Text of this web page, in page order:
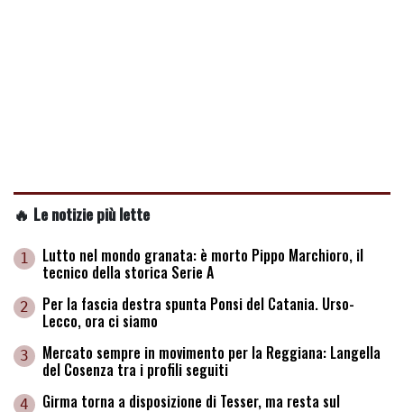
🔥 Le notizie più lette
1 Lutto nel mondo granata: è morto Pippo Marchioro, il
tecnico della storica Serie A
2 Per la fascia destra spunta Ponsi del Catania. Urso-
Lecco, ora ci siamo
3 Mercato sempre in movimento per la Reggiana: Langella
del Cosenza tra i profili seguiti
4 Girma torna a disposizione di Tesser, ma resta sul